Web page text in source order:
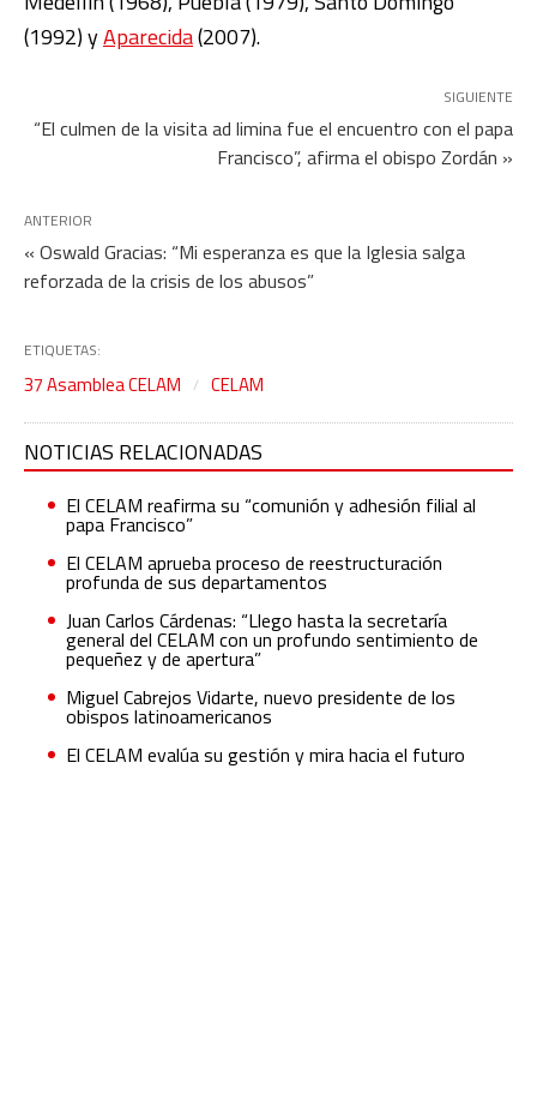
(1992) yAparecida(2007).
SIGUIENTE
“El culmen de la visita ad limina fue el encuentro con el papa
Francisco”, afirma el obispo Zordán »
ANTERIOR
« Oswald Gracias: “Mi esperanza es que la Iglesia salga
reforzada de la crisis de los abusos”
ETIQUETAS:
37 Asamblea CELAM CELAM
NOTICIAS RELACIONADAS
El CELAM reafirma su “comunión y adhesión filial al
papa Francisco”
El CELAM aprueba proceso de reestructuración
profunda de sus departamentos
Juan Carlos Cárdenas: “Llego hasta la secretaría
general del CELAM con un profundo sentimiento de
pequeñez y de apertura”
Miguel Cabrejos Vidarte, nuevo presidente de los
obispos latinoamericanos
El CELAM evalúa su gestión y mira hacia el futuro